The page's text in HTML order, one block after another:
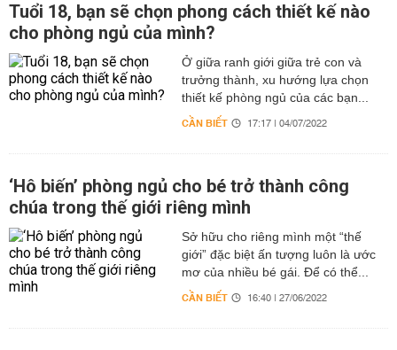
Tuổi 18, bạn sẽ chọn phong cách thiết kế nào
cho phòng ngủ của mình?
Ở giữa ranh giới giữa trẻ con và
trưởng thành, xu hướng lựa chọn
thiết kế phòng ngủ của các bạn...
CẦN BIẾT 17:17 | 04/07/2022
‘Hô biến’ phòng ngủ cho bé trở thành công
chúa trong thế giới riêng mình
Sở hữu cho riêng mình một “thế
giới” đặc biệt ấn tượng luôn là ước
mơ của nhiều bé gái. Để có thể...
CẦN BIẾT 16:40 | 27/06/2022